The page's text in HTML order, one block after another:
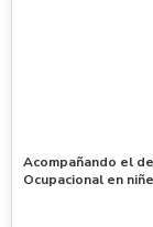
Acompañando el
Ocupacional en